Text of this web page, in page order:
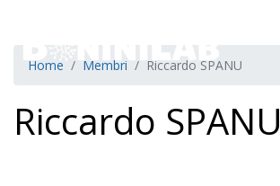
Home Membri Riccardo SPANU
Riccardo SPANU